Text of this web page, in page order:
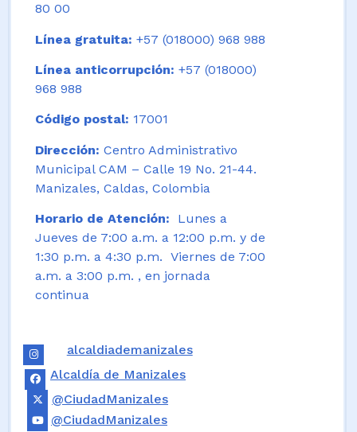
80 00
Línea gratuita: +57 (018000) 968 988
Línea anticorrupción: +57 (018000)
968 988
Código postal: 17001
Dirección: Centro Administrativo
Municipal CAM – Calle 19 No. 21-44.
Manizales, Caldas, Colombia
Horario de Atención: Lunes a
Jueves de 7:00 a.m. a 12:00 p.m. y de
1:30 p.m. a 4:30 p.m. Viernes de 7:00
a.m. a 3:00 p.m. , en jornada
continua
alcaldiademanizales
Alcaldía de Manizales
@CiudadManizales
@CiudadManizales